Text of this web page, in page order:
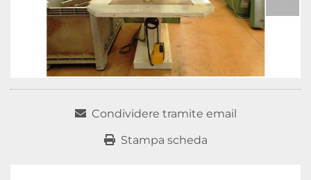
Condividere tramite email
Stampa scheda